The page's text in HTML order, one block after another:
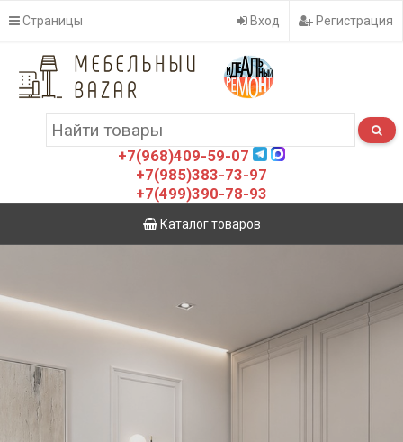
Страницы Вход Регистрация
+7(968)409-59-07
+7(985)383-73-97
+7(499)390-78-93
Каталог товаров